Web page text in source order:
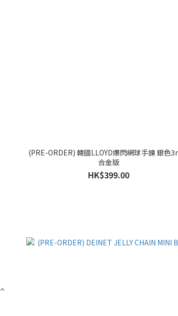
(PRE-ORDER) 韓國LLOYD爆閃網球手鍊 銀色
合金版
HK$399.00